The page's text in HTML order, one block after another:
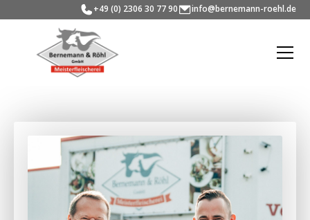
+49 (0) 2306 30 77 90 info@bernemann-roehl.de